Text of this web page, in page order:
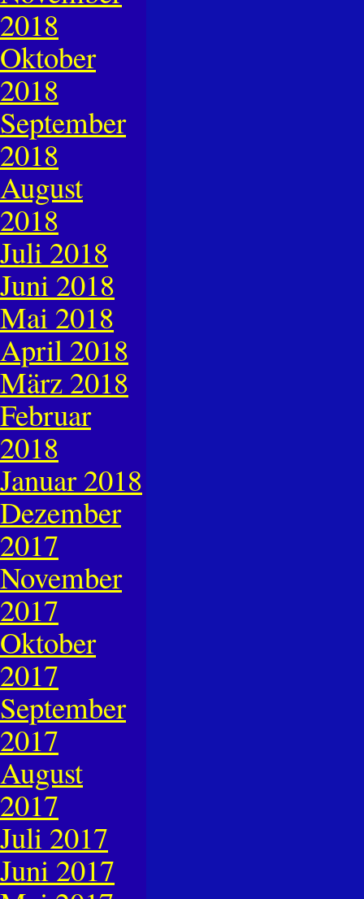
2018
Oktober
2018
September
2018
August
2018
Juli 2018
Juni 2018
Mai 2018
April 2018
März 2018
Februar
2018
Januar 2018
Dezember
2017
November
2017
Oktober
2017
September
2017
August
2017
Juli 2017
Juni 2017